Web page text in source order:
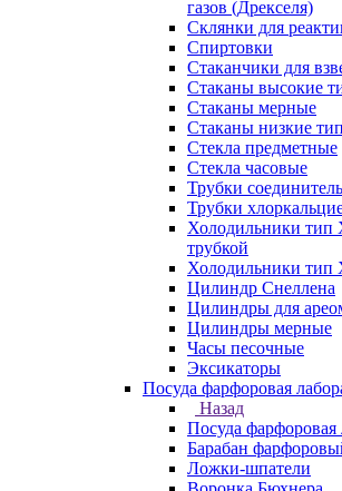
газов (Дрекселя)
Склянки для
Спиртовки
Стаканчики для
Стаканы высокие
Стаканы мерные
Стаканы низкие
Стекла предметные
Стекла часовые
Трубки
Трубки
Холодильники
трубкой
Холодильники
Цилиндр Снеллена
Цилиндры для
Цилиндры мерные
Часы песочные
Эксикаторы
Посуда фарфоровая
Назад
Посуда фарфоровая
Барабан
Ложки-шпатели